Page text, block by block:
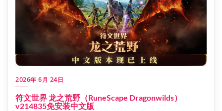
2026年 6月 24日
符文世界 龙之荒野（RuneScape Dragonwilds）
v214835免安装中文版